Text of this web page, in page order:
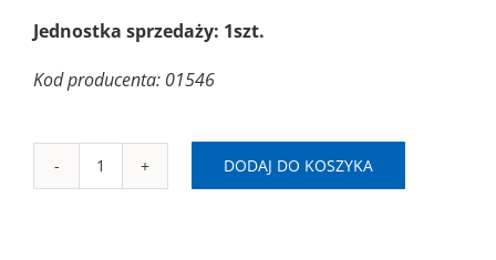
Jednostka sprzedaży: 1szt.
Kod producenta: 01546
ilość
DODAJ DO KOSZYKA